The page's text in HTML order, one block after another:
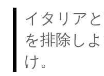
イタリア
を排除し
け。